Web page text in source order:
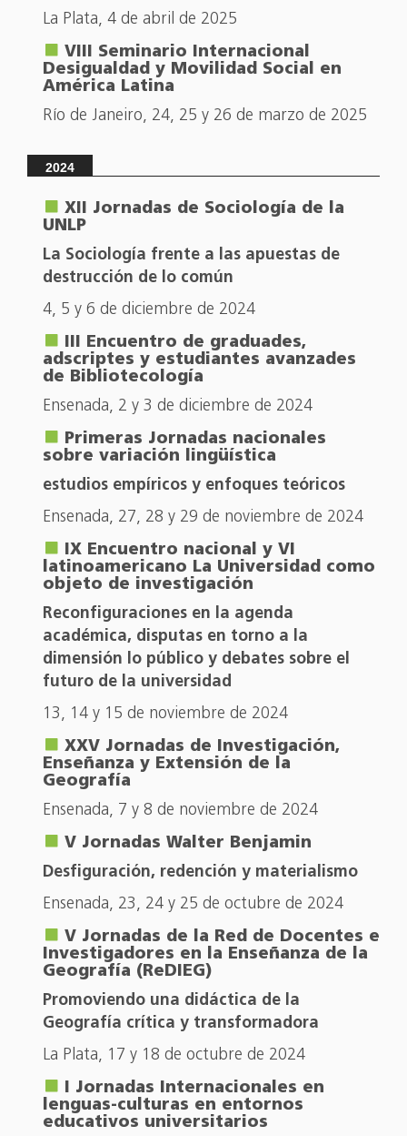
La Plata, 4 de abril de 2025
VIII Seminario Internacional
Desigualdad y Movilidad Social en
América Latina
Río de Janeiro, 24, 25 y 26 de marzo de 2025
2024
XII Jornadas de Sociología de la
UNLP
La Sociología frente a las apuestas de
destrucción de lo común
4, 5 y 6 de diciembre de 2024
III Encuentro de graduades,
adscriptes y estudiantes avanzades
de Bibliotecología
Ensenada, 2 y 3 de diciembre de 2024
Primeras Jornadas nacionales
sobre variación lingüística
estudios empíricos y enfoques teóricos
Ensenada, 27, 28 y 29 de noviembre de 2024
IX Encuentro nacional y VI
latinoamericano La Universidad como
objeto de investigación
Reconfiguraciones en la agenda
académica, disputas en torno a la
dimensión lo público y debates sobre el
futuro de la universidad
13, 14 y 15 de noviembre de 2024
XXV Jornadas de Investigación,
Enseñanza y Extensión de la
Geografía
Ensenada, 7 y 8 de noviembre de 2024
V Jornadas Walter Benjamin
Desfiguración, redención y materialismo
Ensenada, 23, 24 y 25 de octubre de 2024
V Jornadas de la Red de Docentes e
Investigadores en la Enseñanza de la
Geografía (ReDIEG)
Promoviendo una didáctica de la
Geografía crítica y transformadora
La Plata, 17 y 18 de octubre de 2024
I Jornadas Internacionales en
lenguas-culturas en entornos
educativos universitarios